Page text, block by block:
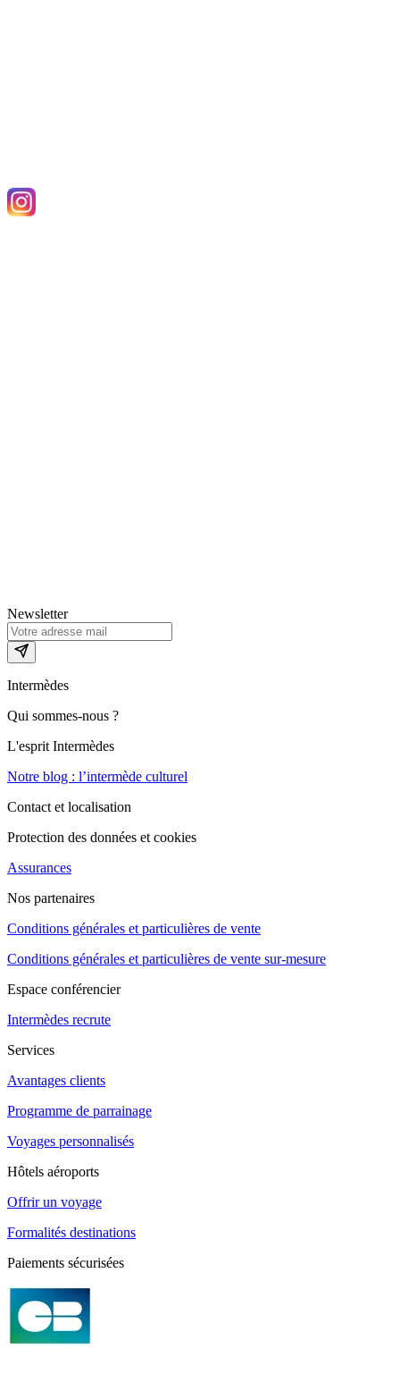
Newsletter
Intermèdes
Qui sommes-nous ?
L'esprit Intermèdes
Notre blog : l’intermède culturel
Contact et localisation
Protection des données et cookies
Assurances
Nos partenaires
Conditions générales et particulières de vente
Conditions générales et particulières de vente sur-mesure
Espace conférencier
Intermèdes recrute
Services
Avantages clients
Programme de parrainage
Voyages personnalisés
Hôtels aéroports
Offrir un voyage
Formalités destinations
Paiements sécurisées